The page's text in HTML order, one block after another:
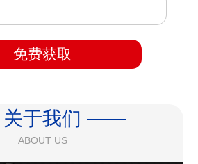
免费获取
于我们 ——
ABOUT US